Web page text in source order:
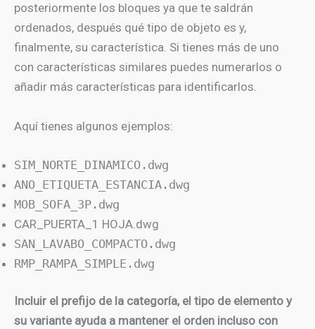
posteriormente los bloques ya que te saldrán
ordenados, después qué tipo de objeto es y,
finalmente, su característica. Si tienes más de uno
con características similares puedes numerarlos o
añadir más características para identificarlos.
Aquí tienes algunos ejemplos:
SIM_NORTE_DINAMICO.dwg
ANO_ETIQUETA_ESTANCIA.dwg
MOB_SOFA_3P.dwg
CAR_PUERTA_1 HOJA.dwg
SAN_LAVABO_COMPACTO.dwg
RMP_RAMPA_SIMPLE.dwg
Incluir el prefijo de la categoría, el tipo de elemento y
su variante ayuda a mantener el orden incluso con